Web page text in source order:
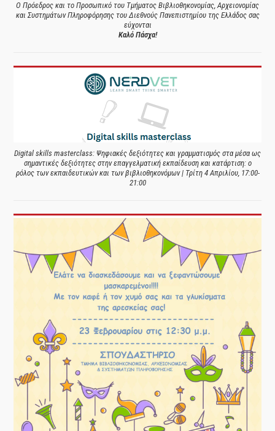
Ο Πρόεδρος και το Προσωπικό του Τμήματος Βιβλιοθηκονομίας, Αρχειονομίας
και Συστημάτων Πληροφόρησης του Διεθνούς Πανεπιστημίου της Ελλάδος σας
εύχονται
Καλό Πάσχα!
Digital skills masterclass: Ψηφιακές δεξιότητες και γραμματισμός στα μέσα ως
σημαντικές δεξιότητες στην επαγγελματική εκπαίδευση και κατάρτιση: ο
ρόλος των εκπαιδευτικών και των βιβλιοθηκονόμων | Τρίτη 4 Απριλίου, 17:00-
21:00